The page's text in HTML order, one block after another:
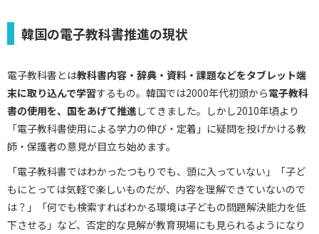
韓国の電子教科書推進の現状
電子教科書とは教科書内容・辞典・資料・課題などをタブレット端
末に取り込んで学習するもの。韓国では2000年代初頭から電子教科
書の使用を、国をあげて推進 してきました。しかし2010年頃より
「電子教科書使用による学力の伸び・定着」に疑問を投げかける教
師・保護者の意見が目立ち始めます。
「電子教科書ではわかったつもりでも、頭に入っていない」「子ど
もにとっては気軽で楽しいものだが、内容を理解できていないので
は？」「何でも検索すればわかる環境は子どもの問題解決能力を低
下させる」など、否定的な見解が教育現場にも見られるようになり